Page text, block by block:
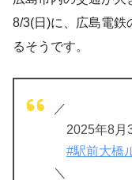
8/3(日)に、広島電鉄
るそうです。
／
2025年8月3
#駅前大橋
＼